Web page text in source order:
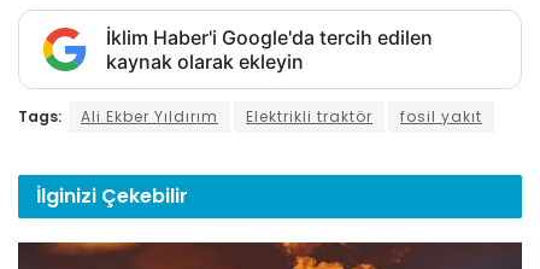
İklim Haber'i Google'da tercih edilen
kaynak olarak ekleyin
Tags: Ali Ekber Yıldırım Elektrikli traktör fosil yakıt
İlginizi Çekebilir